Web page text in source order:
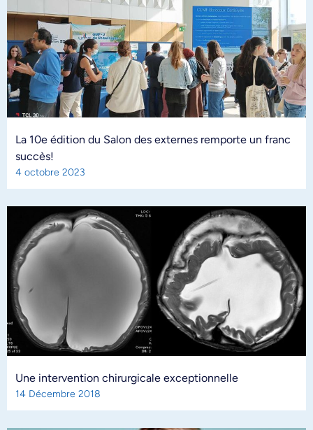
La 10e édition du Salon des externes remporte un franc
succès!
4 octobre 2023
Une intervention chirurgicale exceptionnelle
14 Décembre 2018